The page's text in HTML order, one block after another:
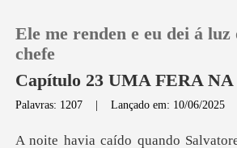
Ele me renden e eu dei á luz
chefe
Capítulo 23 UMA FERA
Palavras: 1207 |Lançado em: 10/06/2025